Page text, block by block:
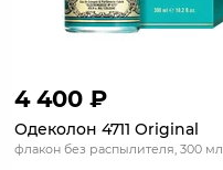
4 400 ₽
Одеколон 4711 Original
флакон без распылителя, 300 мл